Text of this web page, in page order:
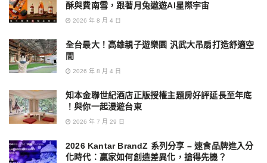
酥與費南雪，跟著月兔遨遊AI星際宇宙
2026 年 8 月 4 日
全台最大！高雄親子遊樂園 汎武大吊扇打造舒適空
間
2026 年 8 月 4 日
知本金聯世紀酒店正版授權主題房好評延長至年底
！與你一起漫遊台東
2026 年 7 月 29 日
2026 Kantar BrandZ 系列分享 – 速食品牌進入分
化時代：贏家如何創造差異化，搶得先機？